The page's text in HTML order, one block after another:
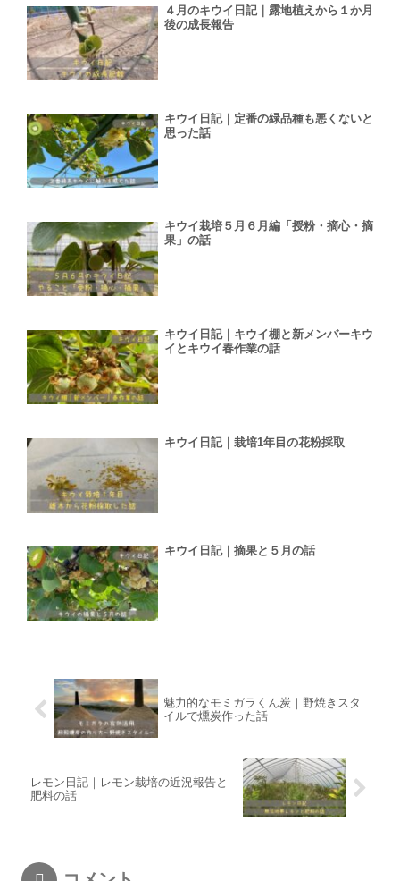
４月のキウイ日記｜露地植えから１か月
後の成長報告
キウイ日記｜定番の緑品種も悪くないと
思った話
キウイ栽培５月６月編「授粉・摘心・摘
果」の話
キウイ日記｜キウイ棚と新メンバーキウ
イとキウイ春作業の話
キウイ日記｜栽培1年目の花粉採取
キウイ日記｜摘果と５月の話
魅力的なモミガラくん炭｜野焼きスタ
イルで燻炭作った話
レモン日記｜レモン栽培の近況報告と
肥料の話